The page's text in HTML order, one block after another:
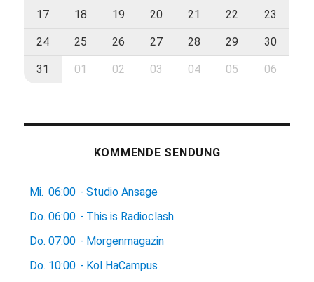
17 18 19 20 21 22 23
24 25 26 27 28 29 30
31 01 02 03 04 05 06
KOMMENDE SENDUNG
Mi. 06:00 - Studio Ansage
Do. 06:00 - This is Radioclash
Do. 07:00 - Morgenmagazin
Do. 10:00 - Kol HaCampus